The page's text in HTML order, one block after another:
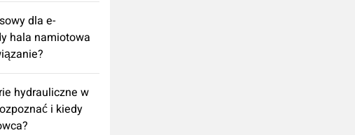
dla e-
hala namiotowa
hydrauliczne w
i kiedy